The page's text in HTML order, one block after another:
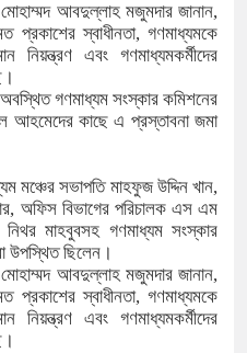
আবদুল্লাহ মজুমদার জানান,
প্রকাশের স্বাধীনতা, গণমাধ্যমকে
নিয়ন্ত্রণ এবং গণমাধ্যমকর্মীদের
গণমাধ্যম সংস্কার কমিশনের
আহমেদের কাছে এ প্রস্তাবনা জমা
সভাপতি মাহফুজ উদ্দিন খান,
অফিস বিভাগের পরিচালক এস এম
নিথর মাহবুবসহ গণমাধ্যম সংস্কার
উপস্থিত ছিলেন।
আবদুল্লাহ মজুমদার জানান,
প্রকাশের স্বাধীনতা, গণমাধ্যমকে
নিয়ন্ত্রণ এবং গণমাধ্যমকর্মীদের